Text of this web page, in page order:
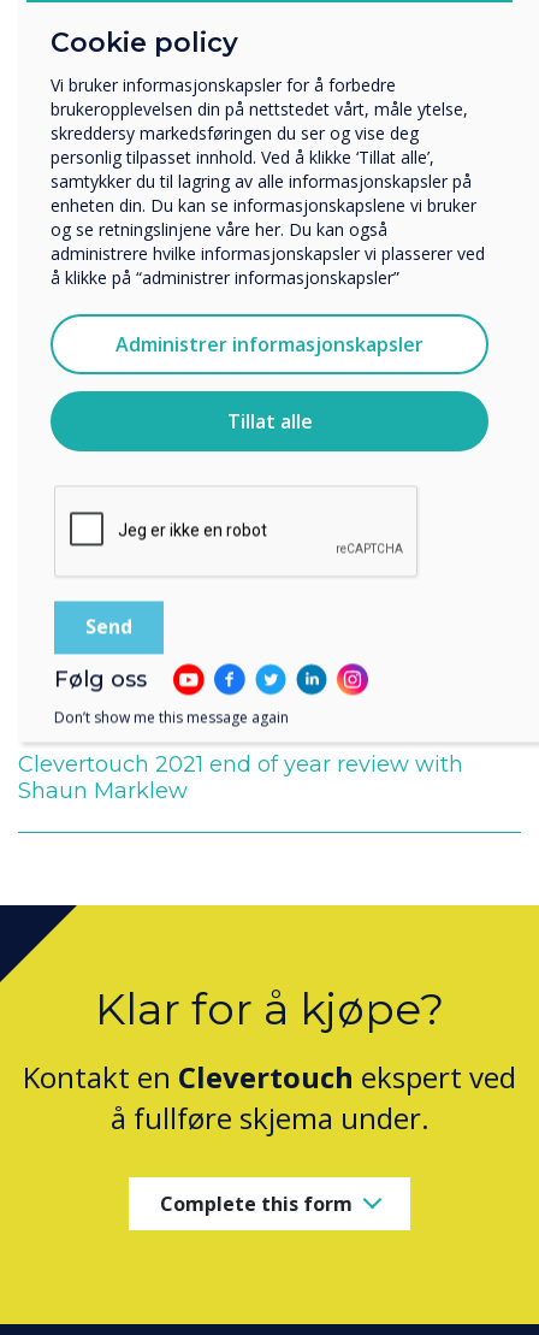
READ NEXT
Clevertouch 2021 end of year review with
Shaun Marklew
Klar for å kjøpe?
Kontakt en Clevertouch ekspert ved
å fullføre skjema under.
Complete this form
Cookie policy
Vi bruker informasjonskapsler for å forbedre
brukeropplevelsen din på nettstedet vårt, måle ytelse,
skreddersy markedsføringen du ser og vise deg
personlig tilpasset innhold. Ved å klikke ‘Tillat alle’,
samtykker du til lagring av alle informasjonskapsler på
enheten din. Du kan se informasjonskapslene vi bruker
og se retningslinjene våre her. Du kan også
administrere hvilke informasjonskapsler vi plasserer ved
å klikke på “administrer informasjonskapsler”
Administrer informasjonskapsler
Tillat alle
Hvilken bransje jobber du i?
Företag
Övriga
Selskapets navn
Vi vil gjerne kontakte deg angående våre produkter og
tjenester via e-post, telefon eller post.
Jeg godtar å motta kommunikasjon fra
Clevertouch.
For informasjon om hvordan vi samler inn og bruker
personopplysningene dine, se vår
personvernerklæring.
Ved å klikke på send gir du samtykke til Clevertouch til å
Følg oss
Don’t show me this message again